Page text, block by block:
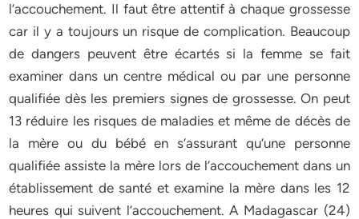
l’accouchement. Il faut être attentif à chaque grossesse
car il y a toujours un risque de complication. Beaucoup
de dangers peuvent être écartés si la femme se fait
examiner dans un centre médical ou par une personne
qualifiée dès les premiers signes de grossesse. On peut
13 réduire les risques de maladies et même de décès de
la mère ou du bébé en s’assurant qu’une personne
qualifiée assiste la mère lors de l’accouchement dans un
établissement de santé et examine la mère dans les 12
heures qui suivent l’accouchement. A Madagascar (24)